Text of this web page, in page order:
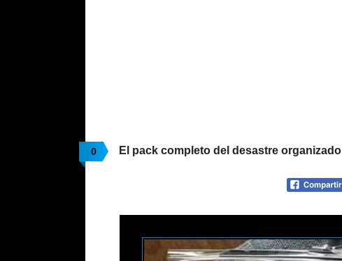
0 El pack completo del desastre organizado